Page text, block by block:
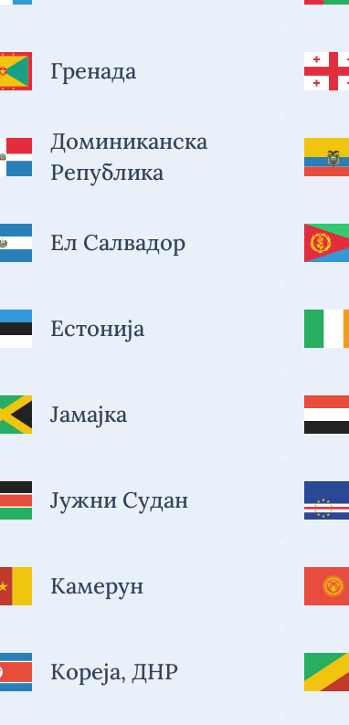
Гренада
Доминиканска
Република
Ел Салвадор
Естонија
Јамајка
Јужни Судан
Камерун
Кореја, ДНР